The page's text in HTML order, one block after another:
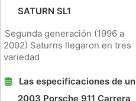
SATURN SL1
Segunda generación (1996 a
2002) Saturns llegaron en tres
variedad
Las especificaciones de un
2003 Porsche 911 Carrera